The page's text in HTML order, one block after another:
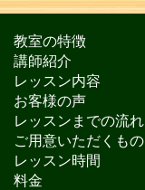
教室の特徴
講師紹介
レッスン内容
お客様の声
レッスンまでの流れ
ご用意いただくもの
レッスン時間
料金